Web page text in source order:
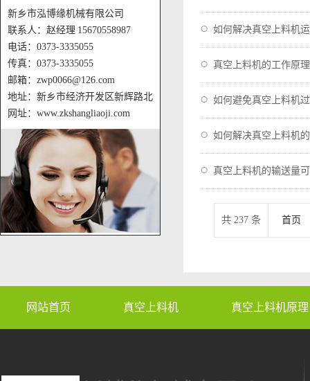
新乡市泓博缘机械有限公司
联系人：赵经理 15670558987
电话：0373-3335055
传真：0373-3335055
邮箱：zwp0066@126.com
地址：新乡市经济开发区新辉路北
网址：www.zkshangliaoji.com
如何解决真空上料机
真空上料机的工作原
如何避免真空上料机
如何解决真空上料机
真空上料机的输送量
共 237 条 首页
网站首页 真空上料机 真空上料机原理